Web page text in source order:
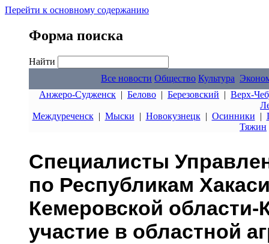
Перейти к основному содержанию
Форма поиска
Найти
Все новости Общество Культура
Анжеро-Судженск | Белово | Березовский | Верх-
Междуреченск| Мыски | Новокузнецк| Осинники |
Тяжин
Специалисты
по Республикам
Кемеровской области-
участие в областной